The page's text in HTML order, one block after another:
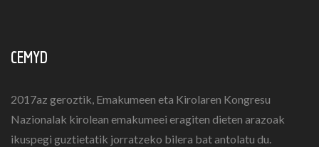
CEMYD
2017az geroztik, Emakumeen eta Kirolaren Kongresu
Nazionalak kirolean emakumeei eragiten dieten arazoak
ikuspegi guztietatik jorratzeko bilera bat antolatu du.